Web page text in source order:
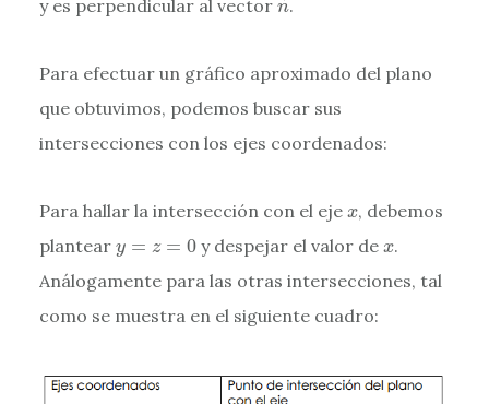
y es perpendicular al vector n.
Para efectuar un gráfico aproximado del plano
que obtuvimos, podemos buscar sus
intersecciones con los ejes coordenados:
Para hallar la intersección con el eje x
x, debemos
plantear y = z = 0
y =z =0 y despejar el valor dex
x.
Análogamente para las otras intersecciones, tal
como se muestra en el siguiente cuadro: